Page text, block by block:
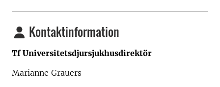
Kontaktinformation
Tf Universitetsdjursjukhusdirektör
Marianne Grauers